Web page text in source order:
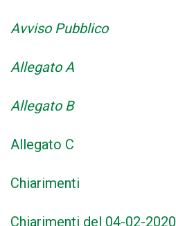
Avviso Pubblico
Allegato A
Allegato B
Allegato C
Chiarimenti
Chiarimenti del 04-02-2020